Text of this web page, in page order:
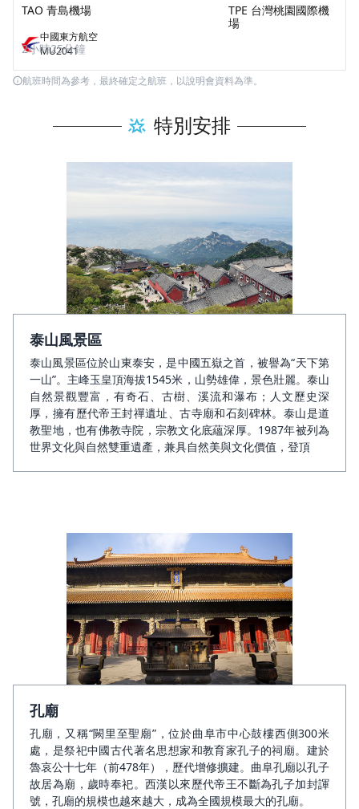
TAO 青島機場
2小時25分鐘
TPE 台灣桃園國際機
場
中國東方航空
MU2041
航班時間為參考，最終確定之航班，以說明會資料為準。
特別安排
泰山風景區
泰山風景區位於山東泰安，是中國五嶽之首，被譽為“天下第
一山”。主峰玉皇頂海拔1545米，山勢雄偉，景色壯麗。泰山
自然景觀豐富，有奇石、古樹、溪流和瀑布；人文歷史深
厚，擁有歷代帝王封禪遺址、古寺廟和石刻碑林。泰山是道
教聖地，也有佛教寺院，宗教文化底蘊深厚。1987年被列為
世界文化與自然雙重遺產，兼具自然美與文化價值，登頂
孔廟
孔廟，又稱“闕里至聖廟”，位於曲阜市中心鼓樓西側300米
處，是祭祀中國古代著名思想家和教育家孔子的祠廟。建於
魯哀公十七年（前478年），歷代增修擴建。曲阜孔廟以孔子
故居為廟，歲時奉祀。西漢以來歷代帝王不斷為孔子加封諢
號，孔廟的規模也越來越大，成為全國規模最大的孔廟。